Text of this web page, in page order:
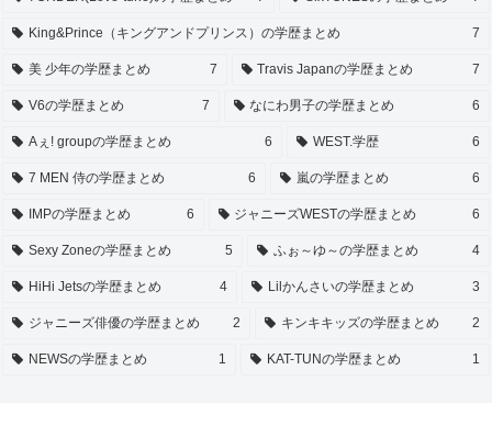
King&Prince（キングアンドプリンス）の学歴まとめ 7
美 少年の学歴まとめ 7 Travis Japanの学歴まとめ 7
V6の学歴まとめ 7 なにわ男子の学歴まとめ 6
Aぇ! groupの学歴まとめ 6 WEST.学歴 6
7 MEN 侍の学歴まとめ 6 嵐の学歴まとめ 6
IMPの学歴まとめ 6 ジャニーズWESTの学歴まとめ 6
Sexy Zoneの学歴まとめ 5 ふぉ～ゆ～の学歴まとめ 4
HiHi Jetsの学歴まとめ 4 Lilかんさいの学歴まとめ 3
ジャニーズ俳優の学歴まとめ 2 キンキキッズの学歴まとめ 2
NEWSの学歴まとめ 1 KAT-TUNの学歴まとめ 1